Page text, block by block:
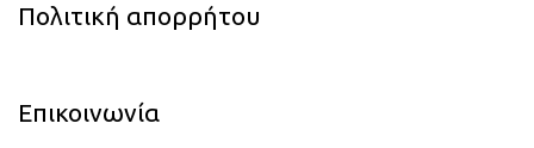
Πολιτική απορρήτου
Επικοινωνία